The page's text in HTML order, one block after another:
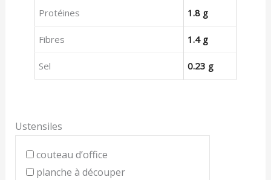
Protéines 1.8 g
Fibres 1.4 g
Sel 0.23 g
Ustensiles
couteau d’office
planche à découper